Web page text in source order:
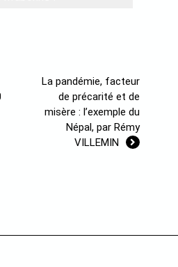
La pandémie, facteur
de précarité et de
misère : l’exemple du
Népal, par Rémy
VILLEMIN